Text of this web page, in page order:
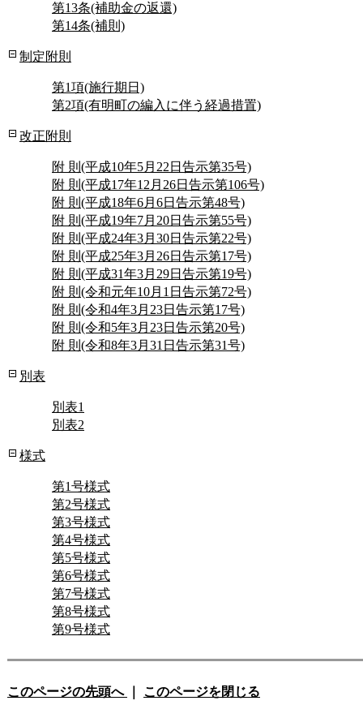
第13条(補助金の返還)
第14条(補則)
制定附則
第1項(施行期日)
第2項(有明町の編入に伴う経過措置)
改正附則
附 則(平成10年5月22日告示第35号)
附 則(平成17年12月26日告示第106号)
附 則(平成18年6月6日告示第48号)
附 則(平成19年7月20日告示第55号)
附 則(平成24年3月30日告示第22号)
附 則(平成25年3月26日告示第17号)
附 則(平成31年3月29日告示第19号)
附 則(令和元年10月1日告示第72号)
附 則(令和4年3月23日告示第17号)
附 則(令和5年3月23日告示第20号)
附 則(令和8年3月31日告示第31号)
別表
別表1
別表2
様式
第1号様式
第2号様式
第3号様式
第4号様式
第5号様式
第6号様式
第7号様式
第8号様式
第9号様式
このページの先頭へ このページを閉じる